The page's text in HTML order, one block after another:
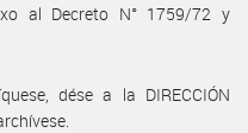
al Decreto N° 1759/72 y
dése a la DIRECCIÓN